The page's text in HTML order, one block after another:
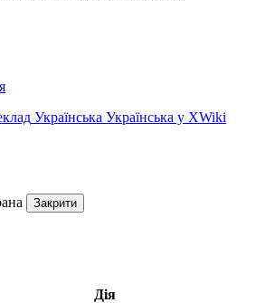
Українська Українська у XWiki
Закрити
Дія